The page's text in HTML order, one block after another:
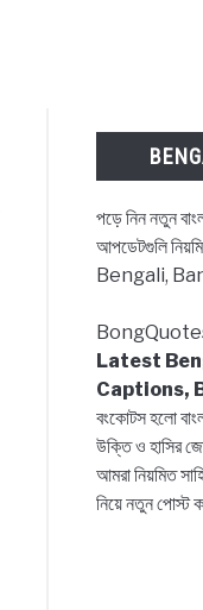
পড়ে নিন নতুন
আপডেটগুলি
Bengali,
Latest
Captions,
বংকোটস হলো
উক্তি ও হাসির
আমরা নিয়মিত
নিয়ে নতুন পোস্ট